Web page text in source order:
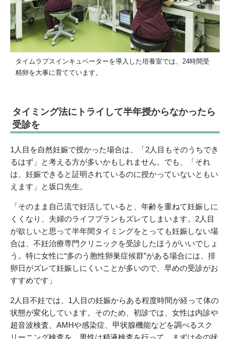
タイムラプスインキュベーターを導入した培養室では、24時間受
精卵を大事に育てています。
タイミング法にトライして半年授からなかったら
受診を
1人目を自然妊娠で授かった場合は、「2人目もそのうちでき
るはず」と考える方が多いかもしれません。でも、「それ
は、妊娠できると証明されているのに授かっていないともい
えます」と坂口先生。
「そのまま自己流で妊活していると、年齢を重ねて妊娠しに
くくなり、夫婦のライフプランもズレてしまいます。2人目
が欲しいと思って半年間タイミングをとっても妊娠しない場
合は、不妊治療専門クリニックを受診したほうがいいでしょ
う。特に女性に“多のう胞性卵巣症候群”がある場合には、排
卵日がズレて妊娠しにくいことが多いので、早めの受診がお
すすめです」
2人目不妊では、1人目の妊娠からある程度時間が経って体の
状態が変化しています。そのため、初診では、女性は内診や
超音波検査、AMHや感染症、甲状腺機能などを調べるスク